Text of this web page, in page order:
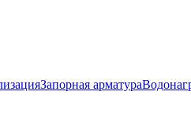
Запорная арматура